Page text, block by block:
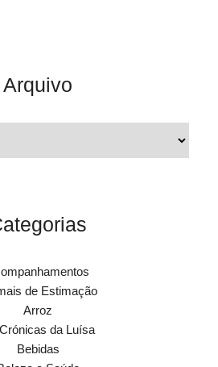
Arquivo
de Estimação
Arroz
da Luísa
Bebidas